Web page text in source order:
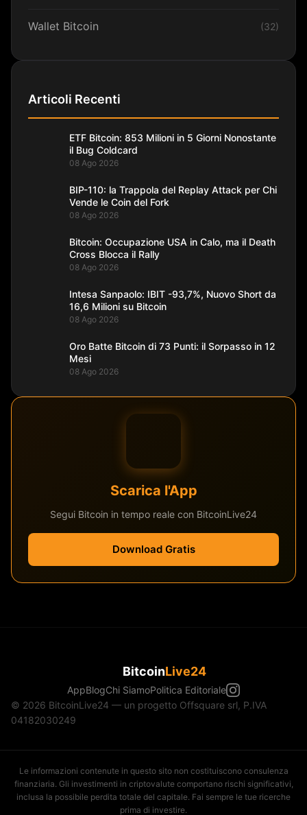
Wallet Bitcoin (32)
Articoli Recenti
ETF Bitcoin: 853 Milioni in 5 Giorni Nonostante
il Bug Coldcard
08 Ago 2026
BIP-110: la Trappola del Replay Attack per Chi
Vende le Coin del Fork
08 Ago 2026
Bitcoin: Occupazione USA in Calo, ma il Death
Cross Blocca il Rally
08 Ago 2026
Intesa Sanpaolo: IBIT -93,7%, Nuovo Short da
16,6 Milioni su Bitcoin
08 Ago 2026
Oro Batte Bitcoin di 73 Punti: il Sorpasso in 12
Mesi
08 Ago 2026
Scarica l'App
Segui Bitcoin in tempo reale con BitcoinLive24
Download Gratis
BitcoinLive24
AppBlogChi SiamoPolitica Editoriale
© 2026 BitcoinLive24 — un progetto Offsquare srl, P.IVA
04182030249
Le informazioni contenute in questo sito non costituiscono consulenza
finanziaria. Gli investimenti in criptovalute comportano rischi significativi,
inclusa la possibile perdita totale del capitale. Fai sempre le tue ricerche
prima di investire.